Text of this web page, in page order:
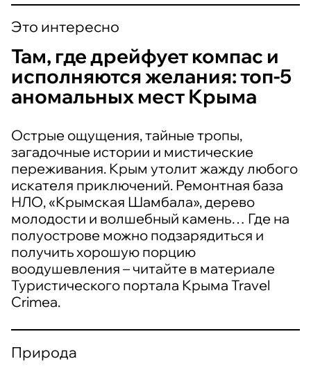
Это интересно
Там, где дрейфует компас и
исполняются желания: топ-5
аномальных мест Крыма
Острые ощущения, тайные тропы,
загадочные истории и мистические
переживания. Крым утолит жажду любого
искателя приключений. Ремонтная база
НЛО, «Крымская Шамбала», дерево
молодости и волшебный камень… Где на
полуострове можно подзарядиться и
получить хорошую порцию
воодушевления – читайте в материале
Туристического портала Крыма Travel
Crimea.
Природа